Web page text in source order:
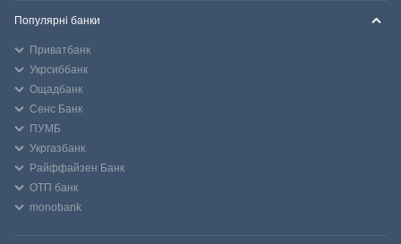
Популярні банки
Приватбанк
Укрсиббанк
Ощадбанк
Сенс Банк
ПУМБ
Укргазбанк
Райффайзен Банк
ОТП банк
monobank